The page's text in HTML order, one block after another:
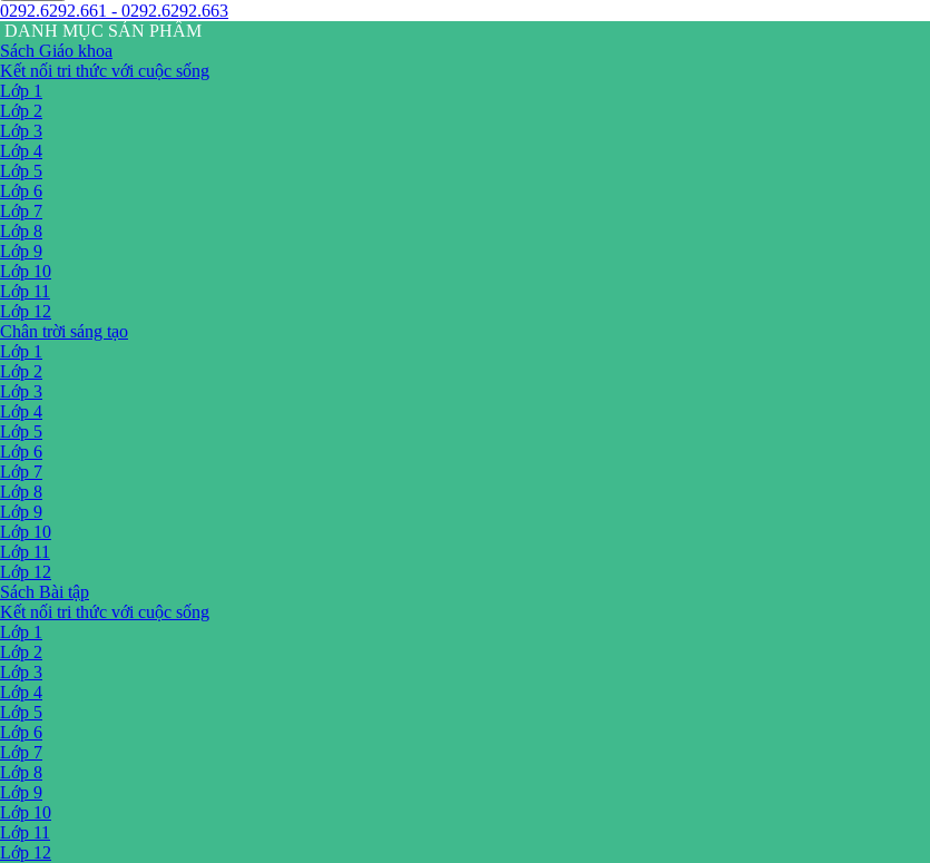
0292.6292.661 - 0292.6292.663
DANH MỤC SẢN PHẨM
Sách Giáo khoa
Kết nối tri thức với cuộc sống
Lớp 1
Lớp 2
Lớp 3
Lớp 4
Lớp 5
Lớp 6
Lớp 7
Lớp 8
Lớp 9
Lớp 10
Lớp 11
Lớp 12
Chân trời sáng tạo
Lớp 1
Lớp 2
Lớp 3
Lớp 4
Lớp 5
Lớp 6
Lớp 7
Lớp 8
Lớp 9
Lớp 10
Lớp 11
Lớp 12
Sách Bài tập
Kết nối tri thức với cuộc sống
Lớp 1
Lớp 2
Lớp 3
Lớp 4
Lớp 5
Lớp 6
Lớp 7
Lớp 8
Lớp 9
Lớp 10
Lớp 11
Lớp 12